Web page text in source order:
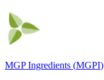
MGP Ingredients (MGPI)